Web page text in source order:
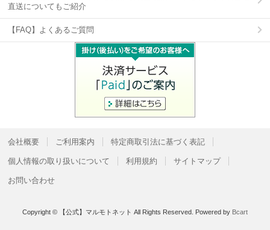
直送についてもご紹介
【FAQ】よくあるご質問
会社概要 ご利用案内 特定商取引法に基づく表記
個人情報の取り扱いについて 利用規約 サイトマップ
お問い合わせ
Copyright © 【公式】マルモトネット All Rights Reserved. Powered by Bcart